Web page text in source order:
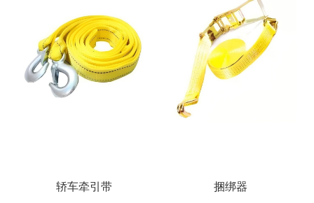
轿车牵引带 捆绑器